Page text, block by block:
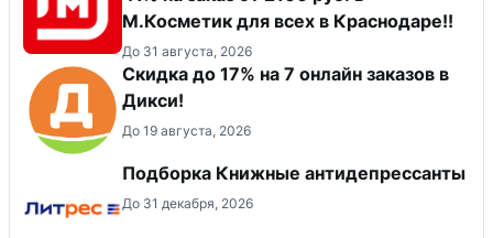
М.Косметик для всех в Краснодаре!!
До 31 августа, 2026
Скидка до 17% на 7 онлайн заказов в
Дикси!
До 19 августа, 2026
Подборка Книжные антидепрессанты
До 31 декабря, 2026